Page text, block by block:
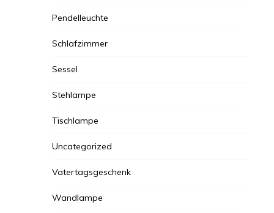
Pendelleuchte
Schlafzimmer
Sessel
Stehlampe
Tischlampe
Uncategorized
Vatertagsgeschenk
Wandlampe